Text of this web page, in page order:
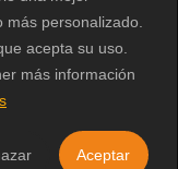
personalizado.
acepta su uso.
más información
Aceptar
Loga